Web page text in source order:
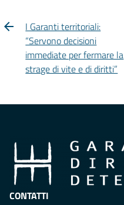
I Garanti territoriali:
“Servono decisioni
immediate per fermare la
strage di vite e di diritti”
CONTATTI